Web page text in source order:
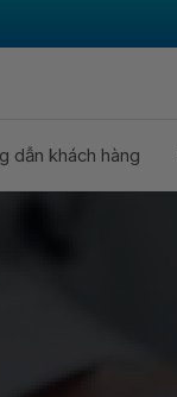
dẫn khách hàng